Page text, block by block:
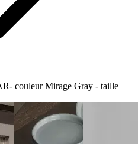
couleur Mirage Gray - taille